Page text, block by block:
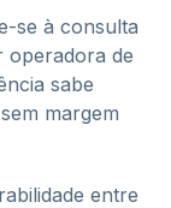
se à consulta
operadora de
sabe
margem
entre